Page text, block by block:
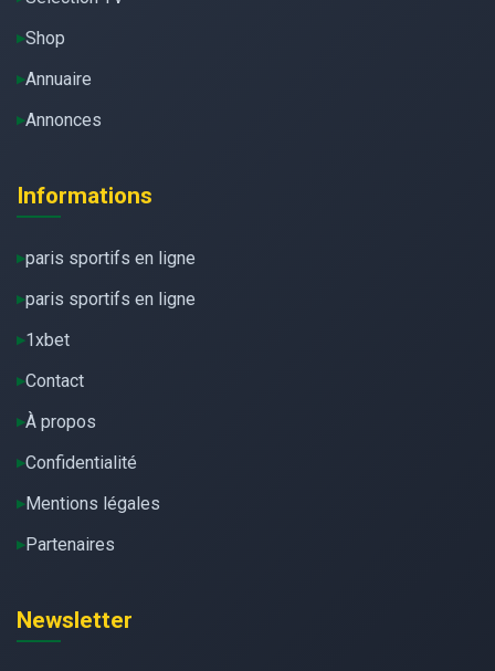
Shop
Annuaire
Annonces
Informations
paris sportifs en ligne
paris sportifs en ligne
1xbet
Contact
À propos
Confidentialité
Mentions légales
Partenaires
Newsletter